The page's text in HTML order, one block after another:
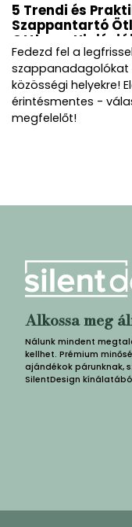
5 Trendi és
Szappantartó
Otthona
Fedezd fel a
közösségi helyekre!
érintésmentes -
megfelelőt!
Alkossa meg
Nálunk mindent
kellhet. Prémium
ajándékok párunknak,
SilentDesign